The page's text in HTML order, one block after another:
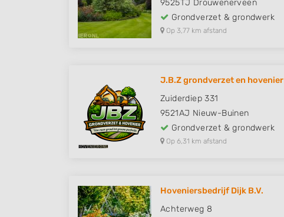
9525TJ Drouwenerveen
Grondverzet & grondwerk
Op 3,77 km afstand
J.B.Z grondverzet en hovenier
Zuiderdiep 331
9521AJ Nieuw-Buinen
Grondverzet & grondwerk
Op 6,31 km afstand
Hoveniersbedrijf Dijk B.V.
Achterweg 8